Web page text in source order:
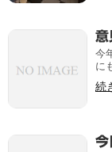
意
今
に
続
今